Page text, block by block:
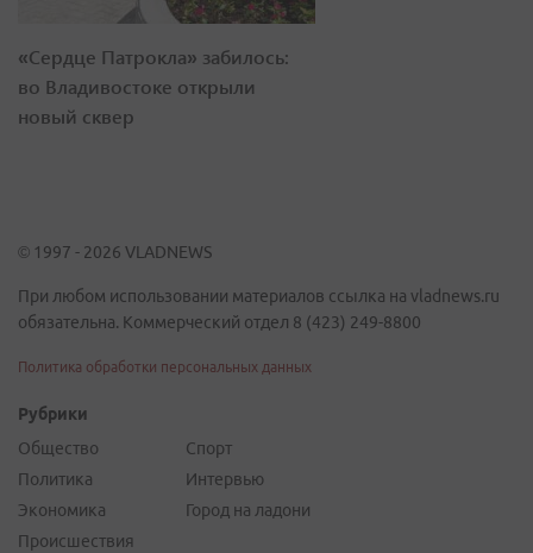
«Сердце Патрокла» забилось:
во Владивостоке открыли
новый сквер
© 1997 - 2026 VLADNEWS
При любом использовании материалов ссылка на vladnews.ru
обязательна. Коммерческий отдел 8 (423) 249-8800
Политика обработки персональных данных
Рубрики
Общество
Политика
Экономика
Происшествия
Спорт
Интервью
Город на ладони